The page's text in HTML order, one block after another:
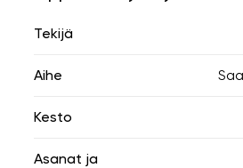
Tekijä
Aihe
Kesto
Asanat ja